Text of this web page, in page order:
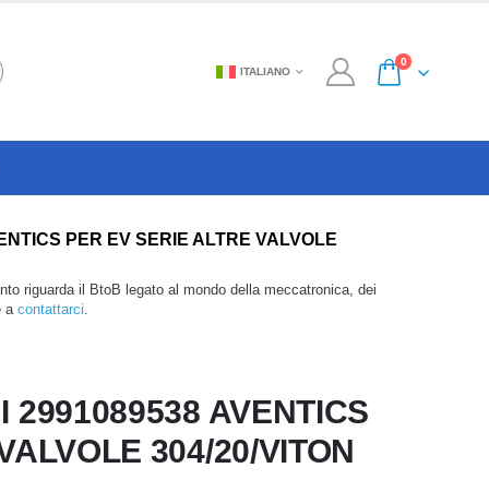
ITALIANO
0
PER EV SERIE ALTRE VALVOLE
riguarda il BtoB legato al mondo della meccatronica, dei
a contattarci
2991089538 AVENTICS
304/20/VITON